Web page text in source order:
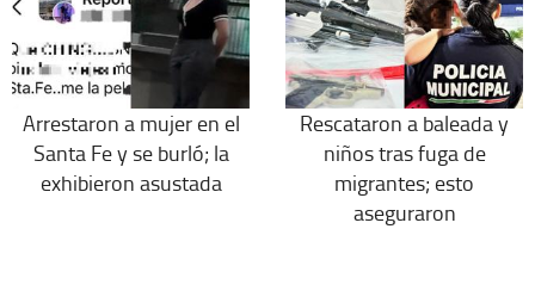
Arrestaron a mujer en el
Santa Fe y se burló; la
exhibieron asustada
Rescataron a baleada y
niños tras fuga de
migrantes; esto
aseguraron